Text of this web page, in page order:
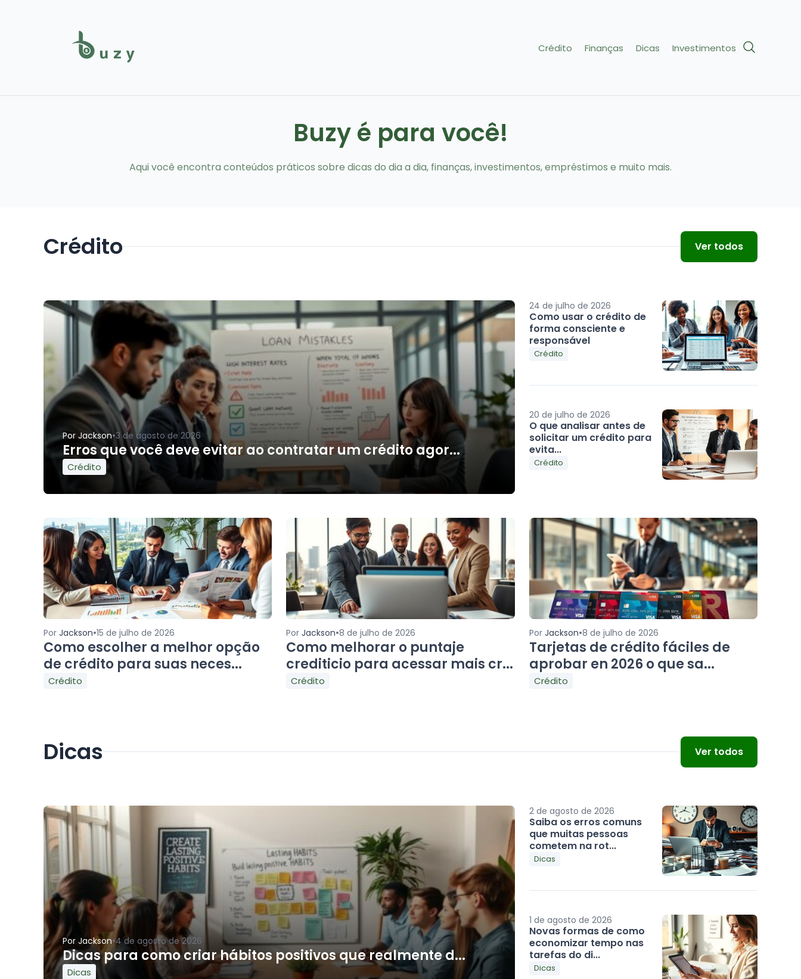
Crédito Finanças Dicas Investimentos
Buzy é para você!
Aqui você encontra conteúdos práticos sobre dicas do dia a dia, finanças, investimentos, empréstimos e muito mais.
Crédito Ver todos
Por Jackson•3 de agosto de 2026
Erros que você deve evitar ao contratar um crédito agor...
Crédito
24 de julho de 2026
Como usar o crédito de
forma consciente e
responsável
Crédito
20 de julho de 2026
O que analisar antes de
solicitar um crédito para
evita...
Crédito
Por Jackson•15 de julho de 2026
Como escolher a melhor opção
de crédito para suas neces...
Crédito
PorJackson•8 de julho de 2026
Como melhorar o puntaje
crediticio para acessar mais cr...
Crédito
Por Jackson•8 de julho de 2026
Tarjetas de crédito fáciles de
aprobar en 2026 o que sa...
Crédito
Dicas Ver todos
Por Jackson•4 de agosto de 2026
Dicas para como criar hábitos positivos que realmente d...
Dicas
2 de agosto de 2026
Saiba os erros comuns
que muitas pessoas
cometem na rot...
Dicas
1 de agosto de 2026
Novas formas de como
economizar tempo nas
tarefas do di...
Dicas